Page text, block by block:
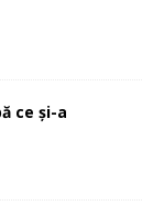
ce şi-a